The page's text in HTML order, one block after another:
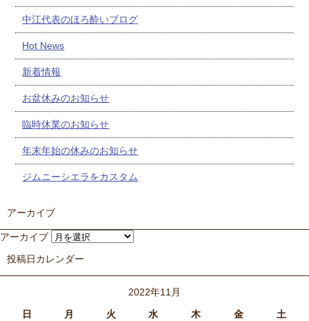
中江代表のほろ酔いブログ
Hot News
新着情報
お盆休みのお知らせ
臨時休業のお知らせ
年末年始の休みのお知らせ
ジムニーシエラをカスタム
アーカイブ
アーカイブ
投稿日カレンダー
2022年11月
日
月 火 水 木 金 土